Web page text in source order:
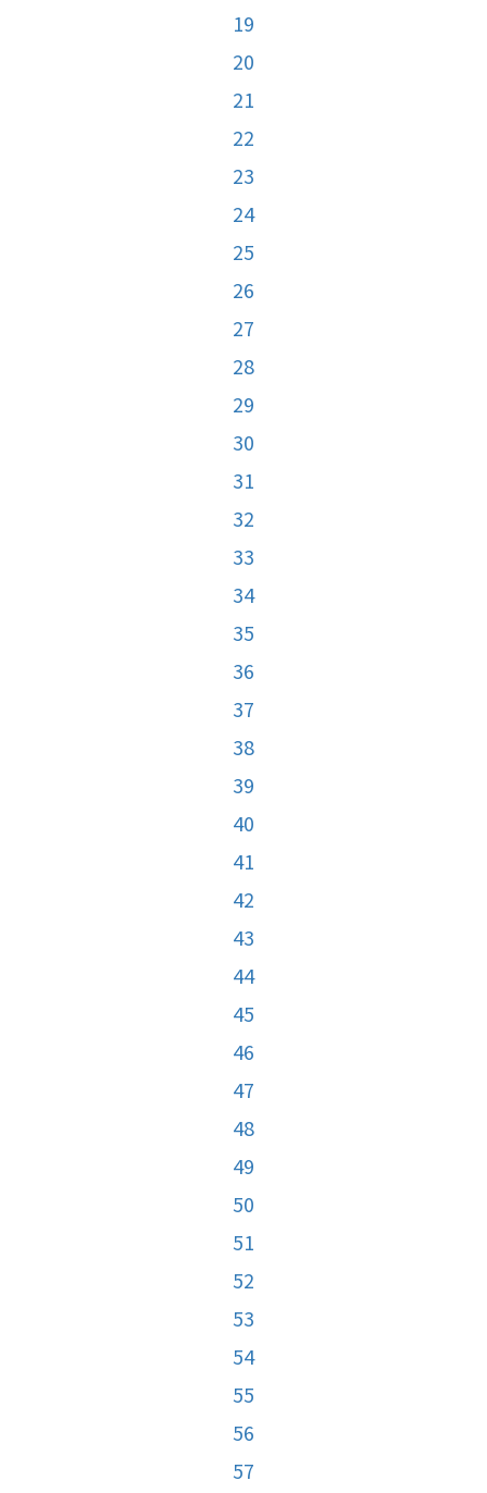
19
20
21
22
23
24
25
26
27
28
29
30
31
32
33
34
35
36
37
38
39
40
41
42
43
44
45
46
47
48
49
50
51
52
53
54
55
56
57